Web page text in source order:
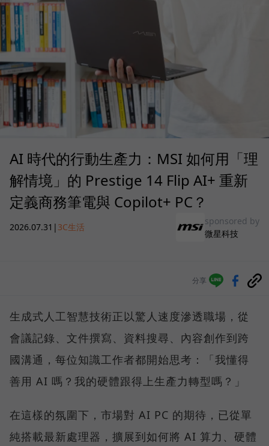
AI 時代的行動生產力：MSI 如何用「理
解情境」的 Prestige 14 Flip AI+ 重新
定義商務筆電與 Copilot+ PC？
2026.07.31 | 3C生活
sponsored by
微星科技
分享
生成式人工智慧技術正以驚人速度滲透職場，從
會議記錄、文件撰寫、資料搜尋、內容創作到跨
國溝通，每位知識工作者都開始思考：「我懂得
善用 AI 嗎？我的硬體跟得上生產力轉型嗎？」
在這樣的氛圍下，市場對 AI PC 的期待，已從單
純搭載最新處理器，擴展到如何將 AI 算力、硬體